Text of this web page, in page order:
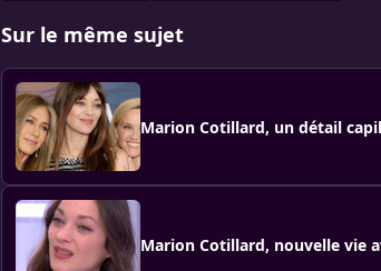
Sur le même sujet
Marion Cotillard, un détail
Marion Cotillard, nouvelle vie